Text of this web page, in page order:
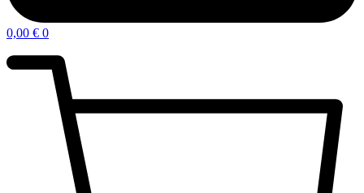
0,00 € 0